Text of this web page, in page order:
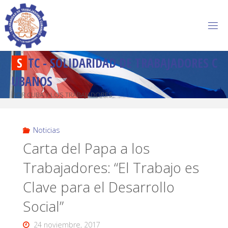
S TC-SOLIDARIDADD R A BAJADORES C
U BANOS
POR CUBA Y LOS TRABAJADORES
Noticias
Carta del Papa a los
Trabajadores: “El Trabajo es
Clave para el Desarrollo
Social”
24 noviembre, 2017